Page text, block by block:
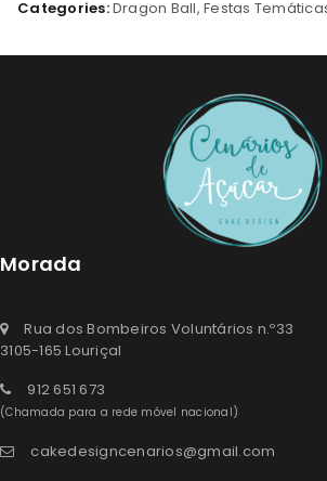
Categories:Dragon Ball, Festas
Morada
Rua dos Bombeiros Voluntários n.º33
3105-165 Louriçal
912 651 673
(Chamada para a rede móvel nacional)
cakedesigncenarios@gmail.com